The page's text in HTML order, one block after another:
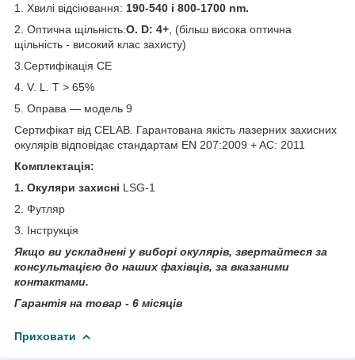
1. Хвилі відсіювання: 190-540 і 800-1700 nm.
2. Оптична щільність:O. D: 4+ , (більш висока оптична
щільність - високий клас захисту)
3.Сертифікація CE
4. V. L. T > 65%
5. Оправа ― модель 9
Сертифікат від CELAB. Гарантована якість лазерних захисних
окулярів відповідає стандартам EN 207:2009 + AC: 2011
Комплектація:
1. Окуляри захисні LSG-1
2. Футляр
3. Інструкція
Якщо ви ускладнені у виборі окулярів, звертайтеся за
консультацією до наших фахівців, за вказаними
контактами.
Гарантія на товар - 6 місяців
Приховати